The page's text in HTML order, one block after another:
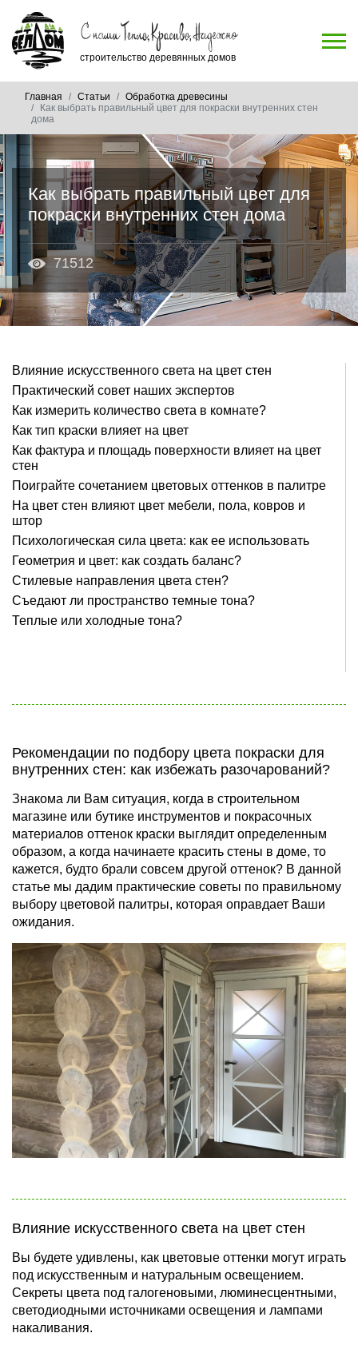
строительство деревянных домов
Главная Статьи
Обработка древесины
Как выбрать правильный цвет для покраски внутренних стен
дома
Как выбрать правильный цвет для
покраски внутренних стен дома
71512
Влияние искусственного света на цвет стен
Практический совет наших экспертов
Как измерить количество света в комнате?
Как тип краски влияет на цвет
Как фактура и площадь поверхности влияет на цвет
стен
Поиграйте сочетанием цветовых оттенков в палитре
На цвет стен влияют цвет мебели, пола, ковров и
штор
Психологическая сила цвета: как ее использовать
Геометрия и цвет: как создать баланс?
Стилевые направления цвета стен?
Съедают ли пространство темные тона?
Теплые или холодные тона?
Рекомендации по подбору цвета покраски для
внутренних стен: как избежать разочарований?
Знакома ли Вам ситуация, когда в строительном
магазине или бутике инструментов и покрасочных
материалов оттенок краски выглядит определенным
образом, а когда начинаете красить стены в доме, то
кажется, будто брали совсем другой оттенок? В данной
статье мы дадим практические советы по правильному
выбору цветовой палитры, которая оправдает Ваши
ожидания.
Влияние искусственного света на цвет стен
Вы будете удивлены, как цветовые оттенки могут играть
под искусственным и натуральным освещением.
Секреты цвета под галогеновыми, люминесцентными,
светодиодными источниками освещения и лампами
накаливания.